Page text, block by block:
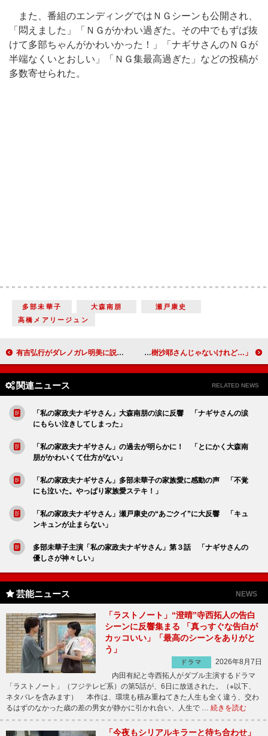
また、番組のエンディングではＮＧシーンも公開され、
「悶えました」「ＮＧがかわい過ぎた。その中でもずば抜
けて多部ちゃんがかわいかった！」「ナギサさんのＮＧが
半端なくいとおしい」「ＮＧ集最高過ぎた」などの投稿が
多数寄せられた。
多部未華子 大森南朋
瀬戸康史
高橋メアリージュン
有吉弘行がダレノガレ明美に説教 「何でずっと怒ってんの？ 笑いなさいよ」 伊勢谷容疑者の逮捕に「常習性が高いと見て当然」 坂上忍「高樹沙耶さんじゃないけれど…」
関連ニュース RELATED NEWS
「私の家政夫ナギサさん」大森南朋の涙に反響 「ナギサさんの涙
にもらい泣きしてしまった」
「私の家政夫ナギサさん」の過去が明らかに！ 「とにかく大森南
朋がかわいくて仕方がない」
「私の家政夫ナギサさん」多部未華子の家族愛に感動の声 「不覚
にも泣いた。やっぱり家族愛ステキ！」
「私の家政夫ナギサさん」瀬戸康史の“あごクイ”に大反響 「キュ
ンキュンが止まらない」
多部未華子主演「私の家政夫ナギサさん」第３話 「ナギサさんの
優しさが神々しい」
芸能ニュース NEWS
「ラストノート」“澄晴”寺西拓人の告白
シーンに反響集まる 「真っすぐな告白が
カッコいい」「最高のシーンをありがと
う」
ドラマ
2026年8月7日
内田有紀と寺西拓人がダブル主演するドラマ
「ラストノート」（フジテレビ系）の第5話が、6日に放送された。（※以下、
ネタバレを含みます） 本作は、環境も積み重ねてきた人生も全く違う、交わ
るはずのなかった歳の差の男女が静かに引かれ合い、人生で … 続きを読む
「今夜もシリアルキラーと待ち合わせ」